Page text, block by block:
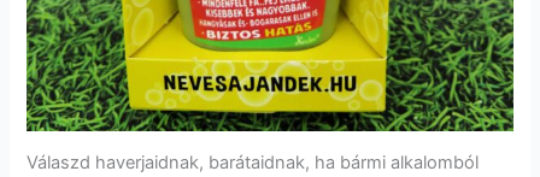
Válaszd haverjaidnak, barátaidnak, ha bármi alkalomból